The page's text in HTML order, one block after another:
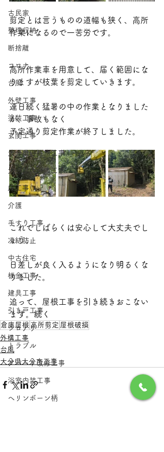
古民家
整理収納
断捨離
コロナ
台風
外壁工事
塗装工事
玄関工事
大分県臼杵市工事
大分県大分市工事
床工事
介護
手すり工事
凍結防止
中古住宅
板金工事
建具工事
引き戸工事
シロアリ
トラブル
アパート改修工事
浴室内装工事
ヘリンボーン柄
剪定とは言うものの道幅も狭く、高所
作業になるので一苦労です。
高所作業車を用意して、届く範囲にな
りますが枝葉を剪定していきます。
連日続く猛暑の中の作業となりました
が、事故もなく
予定通り剪定作業が終了しました。
これでしばらくは安心して大丈夫でし
ょう。
日差しが良く入るようになり明るくな
りました。
追って、屋根工事を引き続きおこない
ます。続く
倉庫屋根 高所剪定 屋根破損
外構工事
台風
大分県大分市工事